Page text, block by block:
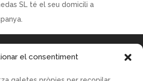
el consentiment
SL té el seu domicili a